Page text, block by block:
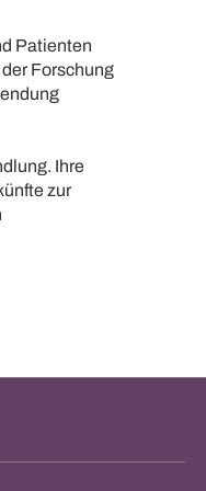
Patienten
Forschung
Ihre
zur